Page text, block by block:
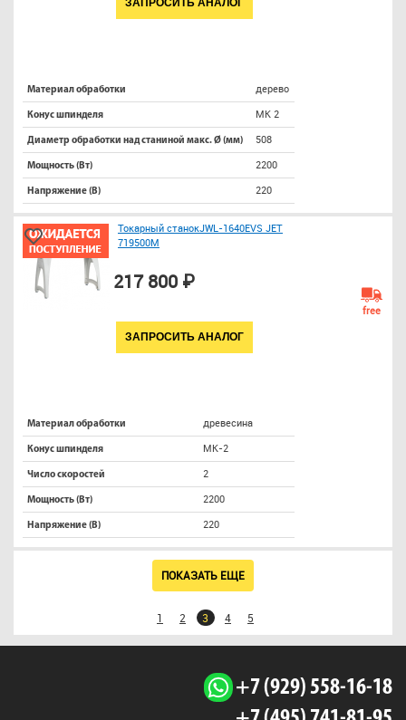
Материал обработки дерево
Конус шпинделя МК 2
Диаметр обработки над станиной макс. Ø (мм) 508
Мощность (Вт) 2200
Напряжение (В) 220
Токарный станокJWL-1640EVS JET
719500M
217 800 ₽
ЗАПРОСИТЬ АНАЛОГ
free
Материал обработки древесина
Конус шпинделя МК-2
Число скоростей 2
Мощность (Вт) 2200
Напряжение (В) 220
ПОКАЗАТЬ ЕЩЕ
1 2 3 4 5
+7 (929) 558-16-18